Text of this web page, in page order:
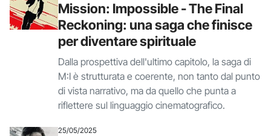
Mission: Impossible - The Final
Reckoning: una saga che finisce
per diventare spirituale
Dalla prospettiva dell'ultimo capitolo, la saga di
M:I è strutturata e coerente, non tanto dal punto
di vista narrativo, ma da quello che punta a
riflettere sul linguaggio cinematografico.
25/05/2025